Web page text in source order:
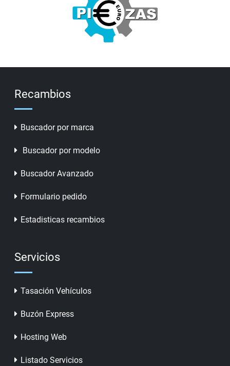
Recambios
Buscador por marca
Buscador por modelo
Buscador Avanzado
Formulario pedido
Estadisticas recambios
Servicios
Tasación Vehículos
Buzón Express
Hosting Web
Listado Servicios